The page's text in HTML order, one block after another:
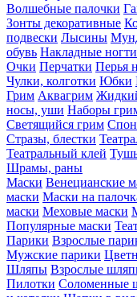
Волшебные палочки
Зонты декоративные
подвески Лысины
обувь Накладные ногти
Очки Перчатки Перья
Чулки, колготки Юбки
Грим Аквагрим
носы, уши Наборы
Светящийся грим
Стразы, блестки
Театральный клей
Шрамы, раны
Маски Венецианские
маски Маски на
маски Меховые маски
Популярные маски
Парики Взрослые
Мужские парики
Шляпы Взрослые
Пилотки Соломенные